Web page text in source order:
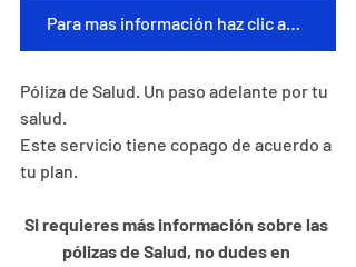
Para mas información haz clic aquí
Póliza de Salud. Un paso adelante por tu
salud.
Este servicio tiene copago de acuerdo a
tu plan.
Si requieres más información sobre las
pólizas de Salud, no dudes en